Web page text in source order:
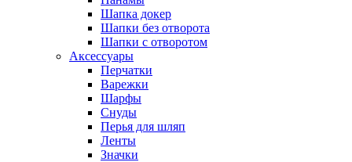
Шапка докер
Шапки без отворота
Шапки с отворотом
Аксессуары
Перчатки
Варежки
Шарфы
Снуды
Перья для шляп
Ленты
Значки